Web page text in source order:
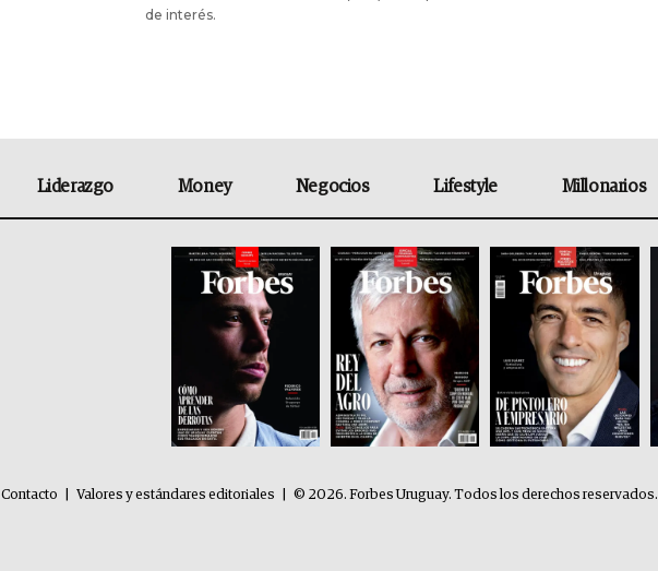
de interés.
Liderazgo Money Negocios Lifestyle Millonarios
Contacto Valores y estándares editoriales © 2026. Forbes Uruguay. Todos los derechos reservados.